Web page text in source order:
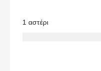
1 αστέρι